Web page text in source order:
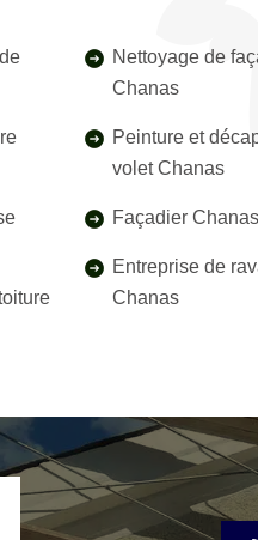
Nettoyage de
Chanas
Peinture et
volet Chanas
Façadier Chanas
Entreprise de
Chanas